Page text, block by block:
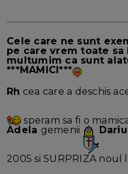
Cele care ne sunt
pe care vrem toate sa
multumim ca sunt
***MAMICI***
Rh cea care a deschis
speram sa fi o
Adela gemenii
2005 si SURPRIZA noul